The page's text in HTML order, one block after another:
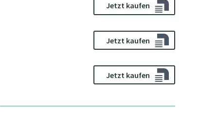
Jetzt kaufen
Jetzt kaufen
Jetzt kaufen